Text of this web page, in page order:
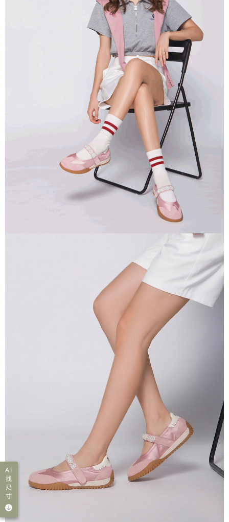
AI
找
尺
寸